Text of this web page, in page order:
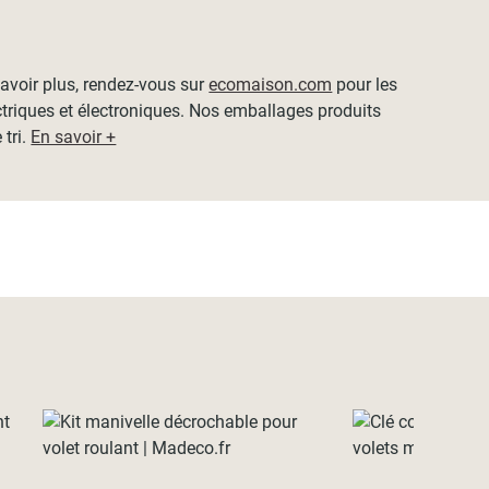
plus, rendez-vous surecomaison.com pour les
et électroniques. Nos emballages produits
tri. En savoir +